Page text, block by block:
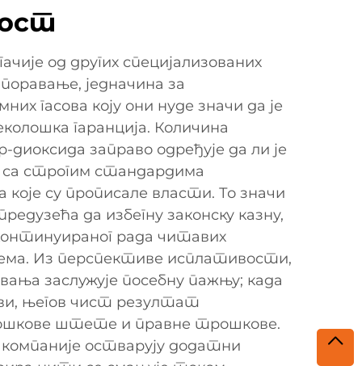
од других специјализованих
једначина за
гасова коју они нуде значи да је
гаранција. Количина
заправо одређује да ли је
са строгим стандардима
су прописале власти. То значи
да избегну законску казну,
рада читавих
Из перспективе исплативости,
заслужује посебну пажњу; када
његов чист резултат
штете и правне трошкове.
остварују додатни